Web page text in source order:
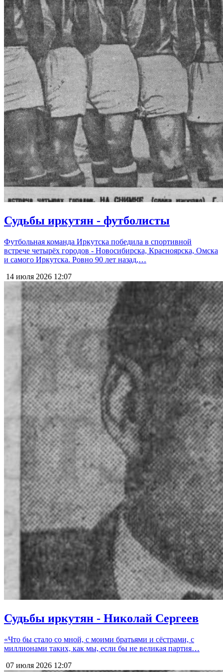
Судьбы иркутян - футболисты
Футбольная команда Иркутска победила в спортивной
встрече четырёх городов - Новосибирска, Красноярска, Омска
и самого Иркутска. Ровно 90 лет назад,…
14 июля 2026 12:07
Судьбы иркутян - Николай Сергеев
«Что бы стало со мной, с моими братьями и сёстрами, с
миллионами таких, как мы, если бы не великая партия…
07 июля 2026 12:07